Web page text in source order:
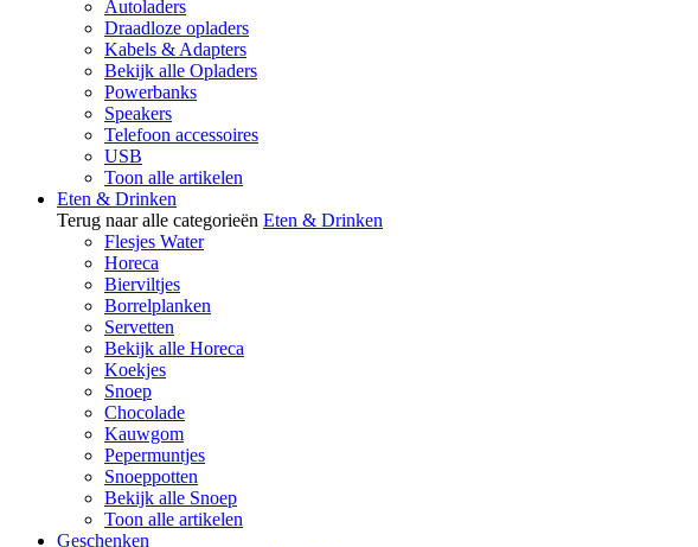
Autoladers
Draadloze opladers
Kabels & Adapters
Bekijk alle Opladers
Powerbanks
Speakers
Telefoon accessoires
USB
Toon alle artikelen
Eten & Drinken
Terug naar alle categorieën Eten & Drinken
Flesjes Water
Horeca
Bierviltjes
Borrelplanken
Servetten
Bekijk alle Horeca
Koekjes
Snoep
Chocolade
Kauwgom
Pepermuntjes
Snoeppotten
Bekijk alle Snoep
Toon alle artikelen
Geschenken